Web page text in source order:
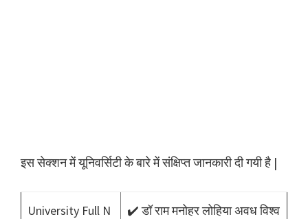
इस सेक्शन में यूनिवर्सिटी के बारे में संक्षिप्त जानकारी दी गयी है |
University Full N
✔️ डॉ राम मनोहर लोहिया अवध विश्व